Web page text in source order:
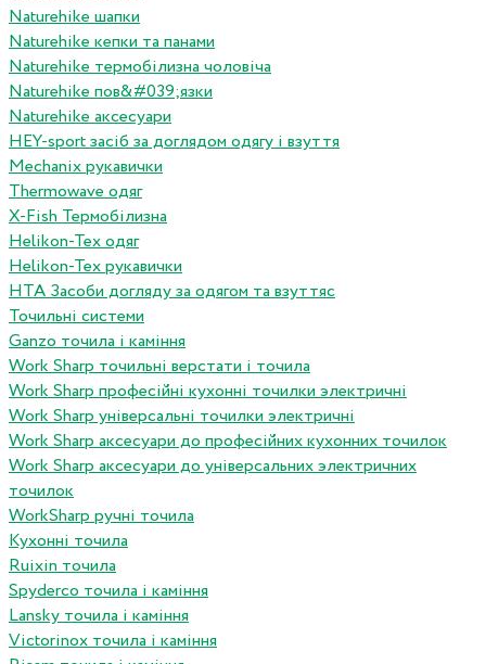
Naturehike шапки
Naturehike кепки та панами
Naturehike термобілизна чоловіча
Naturehike пов&#039;язки
Naturehike аксесуари
HEY-sport засіб за доглядом одягу і взуття
Mechanix рукавички
Thermowave одяг
X-Fish Термобілизна
Helikon-Tex одяг
Helikon-Tex рукавички
HTA Засоби догляду за одягом та взуттяс
Точильні системи
Ganzo точила і каміння
Work Sharp точильні верстати і точила
Work Sharp професiйнi кухоннi точилки электричнi
Work Sharp унiверсальнi точилки электричнi
Work Sharp аксесуари до професiйних кухонних точилок
Work Sharp аксесуари до унiверсальних электричних
точилок
WorkSharp ручні точила
Кухонні точила
Ruixin точила
Spyderco точила і каміння
Lansky точила і каміння
Victorinox точила і каміння